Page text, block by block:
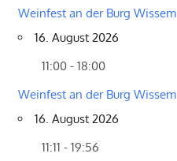
Weinfest an der Burg Wissem
16. August 2026
11:00 - 18:00
Weinfest an der Burg Wissem
16. August 2026
11:11 - 19:56